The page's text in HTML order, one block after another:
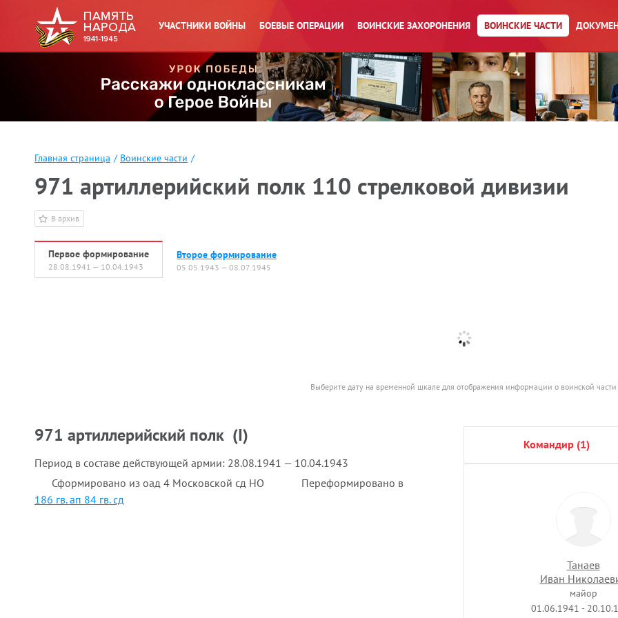
УЧАСТНИКИ ВОЙНЫ БОЕВЫЕ ОПЕРАЦИИ ВОИНСКИЕ ЗАХОРОНЕНИЯ ВОИНСКИЕ ЧАСТИ
Главная страница / Воинские части /
971 артиллерийский полк 110 стрелковой дивизии
В архив
Первое формирование
28.08.1941 — 10.04.1943
Второе формирование
05.05.1943 — 08.07.1945
Выберите дату на временной шкале для отображения информации о воинской части
971 артиллерийский полк (I)
Период в составе действующей армии: 28.08.1941 — 10.04.1943
Сформировано из оад 4 Московской сд НО
Переформировано в
186 гв. ап 84 гв. сд
командир (1)
Танаев
Иван
майор
01.06.1941 -